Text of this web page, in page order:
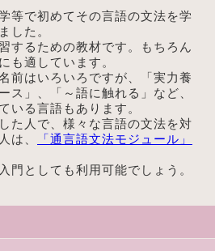
等で初めてその言語の文法を学
した。
するための教材です。もちろん
も適しています。
前はいろいろですが、「実力養
ス」、「～語に触れる」など、
いる言語もあります。
た人で、様々な言語の文法を対
は、
「通言語文法モジュール」
門としても利用可能でしょう。